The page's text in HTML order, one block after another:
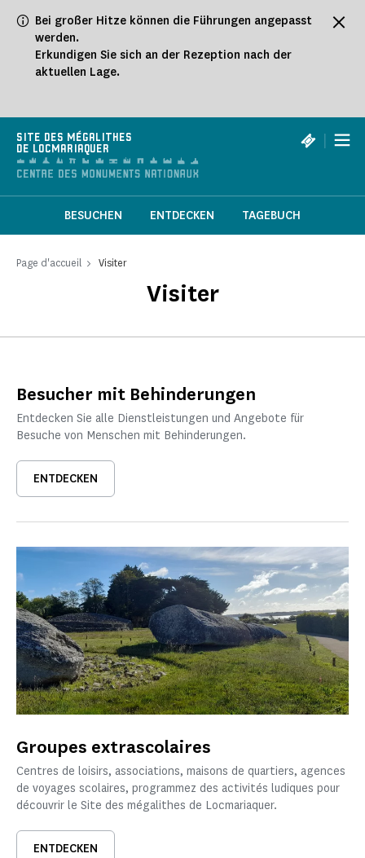
Bei großer Hitze können die Führungen angepasst
werden.
Erkundigen Sie sich an der Rezeption nach der
aktuellen Lage.
SITE DES MÉGALITHES
DE LOCMARIAQUER
|
BESUCHEN ENTDECKEN TAGEBUCH
Page d'accueil Visiter
Visiter
Besucher mit Behinderungen
Entdecken Sie alle Dienstleistungen und Angebote für
Besuche von Menschen mit Behinderungen.
ENTDECKEN
Groupes extrascolaires
Centres de loisirs, associations, maisons de quartiers, agences
de voyages scolaires, programmez des activités ludiques pour
découvrir le Site des mégalithes de Locmariaquer.
ENTDECKEN